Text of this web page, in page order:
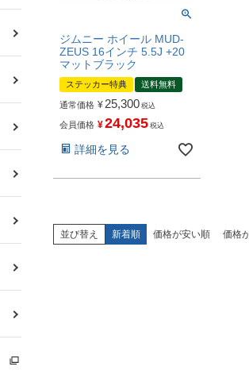
ジムニー ホイール MUD-
ZEUS 16インチ 5.5J +20
マットブラック
ステッカー特典 送料無料
通常価格 ¥ 25,300 税込
会員価格 ¥24,035 税込
詳細を見る
並び替え 新着順 価格が安い順 価格